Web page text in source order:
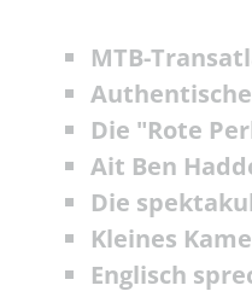
MTB-
Die "Rote
Ait Ben
Die
Kleines
Englisch